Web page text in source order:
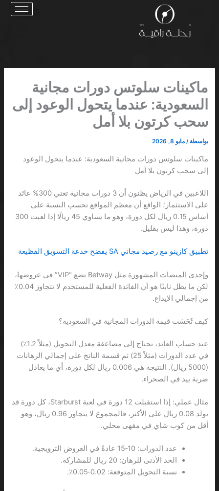
ماكينات سلوتس دورات مجانية
السعودية: عندما يتحول الوعود إلى
سحب كرتون بلا أمل
بواسطة /مايو 8, 2026
ماكينات سلوتس دورات مجانية السعودية: عندما يتحول الوعود
إلى سحب كرتون بلا أمل
اللاعبين في الرياض يظنون أن 3 دورات مجانية تعني 300% عائد
على الاستثمار؛ الواقع أن معظم المواقع تحسب النسبة على
أساس 0.15 ريال لكل دورة، وهو ما يساوي 45 ريالًا إذا لعبت 300
دورة، وهذا ليس بقليل.
تطبيق كازينو مع رصيد مجاني SA يفضح خدعة التسويق الفظيعة
وإحدى المنصات المشهورة مثل Betway تضع “VIP” في عروضها،
لكن ما يظل ثابتًا هو أن الفائدة الفعلية للمستخدم لا تتجاوز 0.04٪
من إجمالي الإيداع.
كيف تُحَسَب قيمة الدورات المجانية في السعودية؟
عند حساب العائد، نحتاج إلى مضاعفة معدل التحويل (مثلاً 1.2٪)
في عدد الدورات (مثلاً 25) ثم قسمة الناتج على إجمالي الرهانات
(5000 ريال). النتيجة هي 0.006 ريال لكل دورة، أي ما يعادل
ضربة بيد في الصحراء.
مثال عملي: إذا استقبلت 12 دورة في لعبة Starburst، كل دورة قد
تولد 0.08 ريال على الأكثر، فالمجموع لا يتجاوز 0.96 ريال، وهو
أقل من كوب شاي في مقهى محلي.
عدد الدورات: 10‑15 عادةً في العروض الترويجية.
الحد الأدنى للرهان: 20 ريال للمشاركة.
نسبة التحويل المتوقعة: 0.02‑0.05٪.